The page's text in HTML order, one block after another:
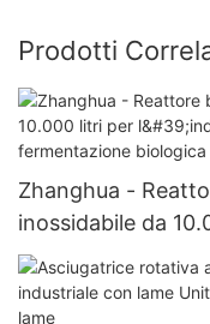
Prodotti
Zhanghua -
inossidabile da
Serbatoio di